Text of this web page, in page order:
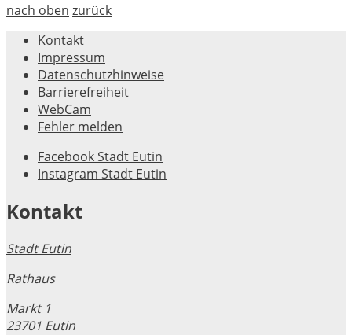
nach oben zurück
Kontakt
Impressum
Datenschutzhinweise
Barrierefreiheit
WebCam
Fehler melden
Facebook Stadt Eutin
Instagram Stadt Eutin
Kontakt
Stadt Eutin
Rathaus
Markt 1
23701 Eutin